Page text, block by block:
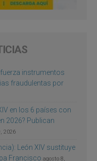
instrumentos
fraudulentas por
en los 6 países con
2026? Publican
2026
León XIV sustituye
Francisco agosto 8,